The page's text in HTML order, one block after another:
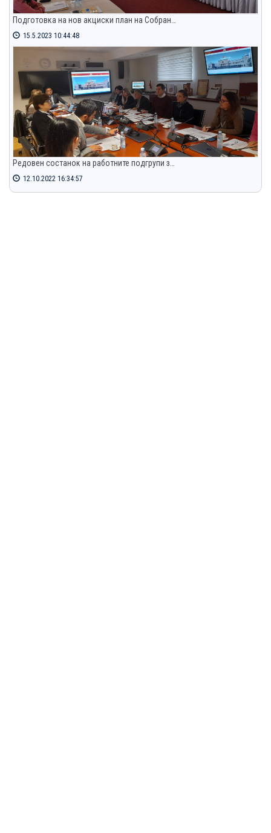
Подготовка на нов акциски план на Собран…
15.5.2023 10:44:48
Редовен состанок на работните подгрупи з…
12.10.2022 16:34:57